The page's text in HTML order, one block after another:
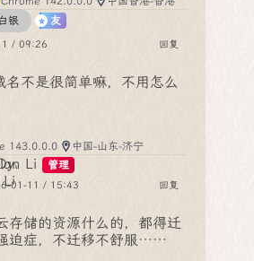
白银 友
/ 09:26 回复
不是很简单嘛，不用怎么
143.0.0.0 中国-山东-济宁
Li 管理
01-11 / 15:43 回复
存储的资源什么的，都得迁
迫症，不迁移不舒服……